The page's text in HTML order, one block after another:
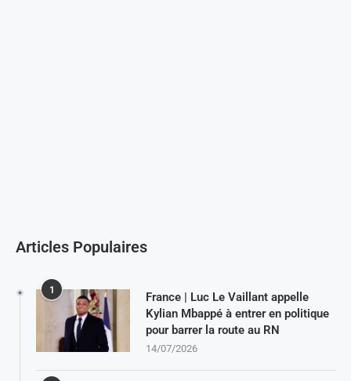
Articles Populaires
1
France | Luc Le Vaillant appelle
Kylian Mbappé à entrer en politique
pour barrer la route au RN
14/07/2026